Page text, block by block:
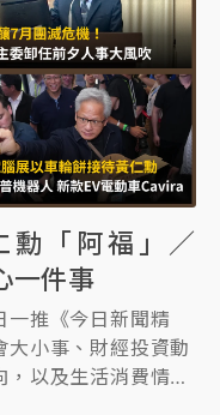
勳「阿福」／
一件事
一推《今日新聞精
大小事、財經投資動
，以及生活消費情
點新聞。